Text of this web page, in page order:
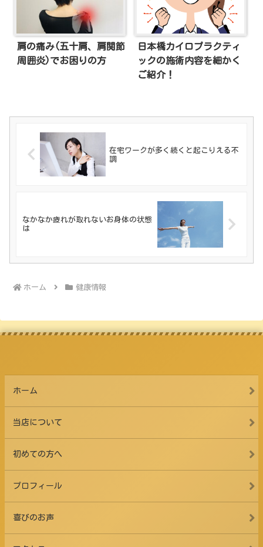
肩の痛み(五十肩、肩関節
周囲炎)でお困りの方
日本橋カイロプラクティ
ックの施術内容を細かく
ご紹介！
在宅ワークが多く続くと起こりえる不
調
なかなか疲れが取れないお身体の状態
は
ホーム 健康情報
ホーム
当店について
初めての方へ
プロフィール
喜びのお声